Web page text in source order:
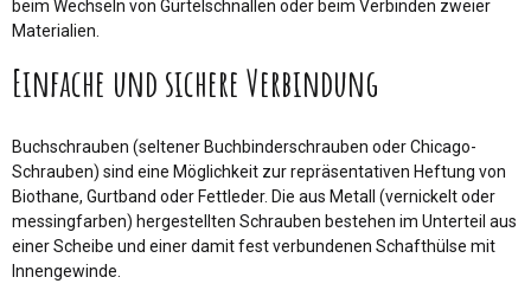
beim Wechseln von Gürtelschnallen oder beim Verbinden zweier
Materialien.
Einfache und sichere Verbindung
Buchschrauben (seltener Buchbinderschrauben oder Chicago-
Schrauben) sind eine Möglichkeit zur repräsentativen Heftung von
Biothane, Gurtband oder Fettleder. Die aus Metall (vernickelt oder
messingfarben) hergestellten Schrauben bestehen im Unterteil aus
einer Scheibe und einer damit fest verbundenen Schafthülse mit
Innengewinde.